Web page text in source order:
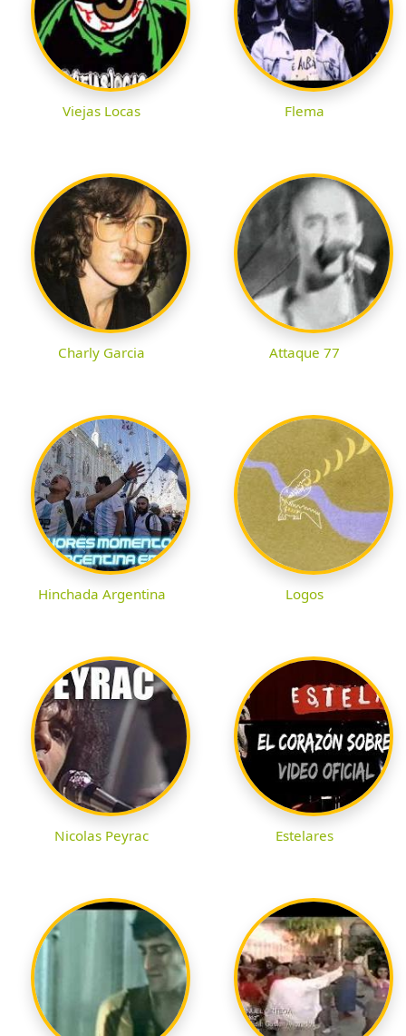
Viejas Locas Flema
Charly Garcia Attaque 77
Hinchada Argentina Logos
Nicolas Peyrac Estelares